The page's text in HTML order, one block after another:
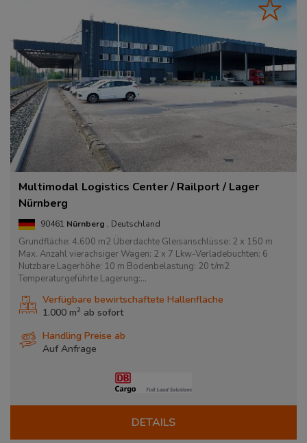
Multimodal Logistics Center / Railport / Lager
Nürnberg
90461 Nürnberg , Deutschland
Grundfläche: 4.600 m2 Überdachte Gleisanschlüsse: 2 x 150 m
Max. Anzahl vierachsiger Wagen: 2 x 7 Lkw-Verladebuchten: 6
Nutzbare Lagerhöhe: 10 m Bodenbelastung: 20 t/m2
Temperaturgeführte Lagerung:...
Verfügbare bewirtschaftete Hallenfläche
1.000 m2 ab sofort
Handling Preise ab
Auf Anfrage
DETAILS